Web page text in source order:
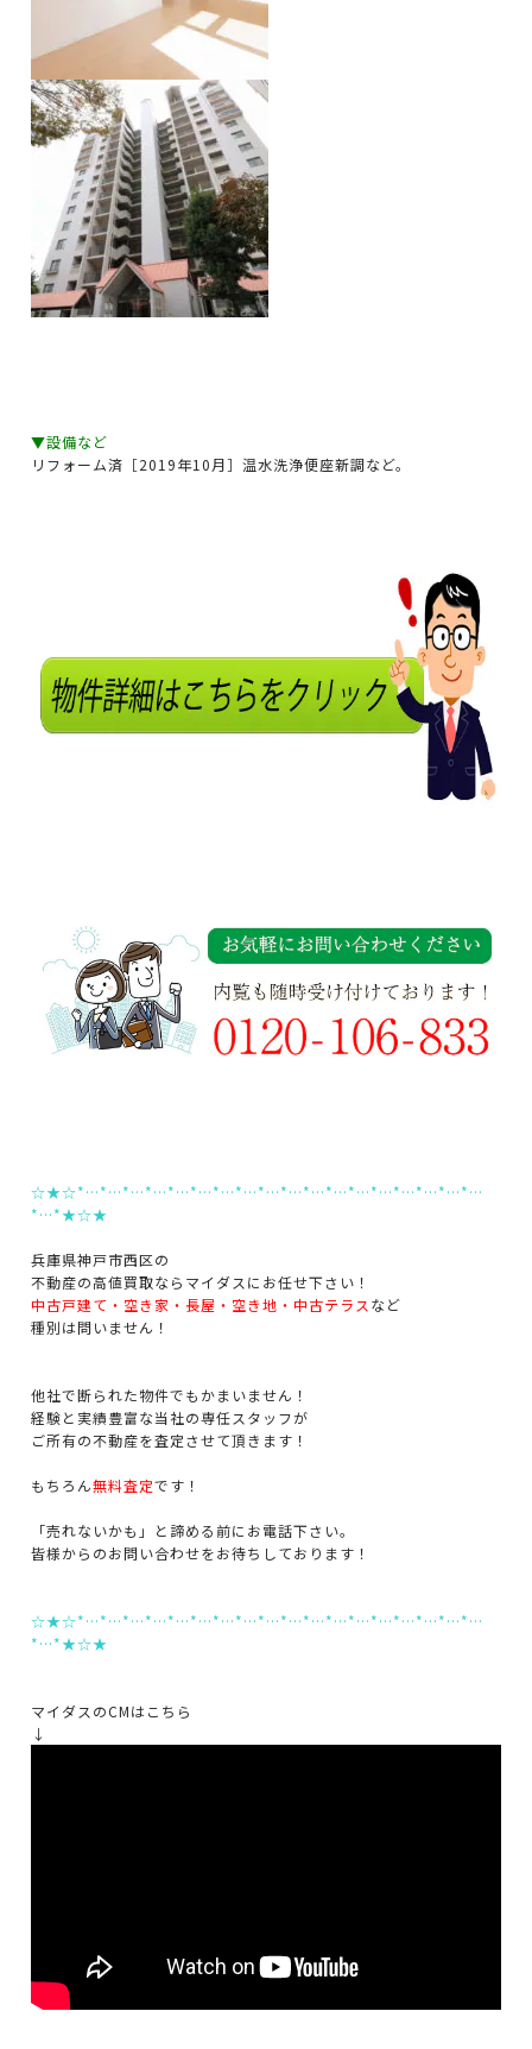
▼設備など
リフォーム済［2019年10月］温水洗浄便座新調など。
☆★☆*…*…*…*…*…*…*…*…*…*…*…*…*…*…*…*…*…*…
*…*★☆★
兵庫県神戸市西区の
不動産の高値買取ならマイダスにお任せ下さい！
中古戸建て・空き家・長屋・空き地・中古テラス など
種別は問いません！
他社で断られた物件でもかまいません！
経験と実績豊富な当社の専任スタッフが
ご所有の不動産を査定させて頂きます！
もちろん無料査定です！
「売れないかも」と諦める前にお電話下さい。
皆様からのお問い合わせをお待ちしております！
☆★☆*…*…*…*…*…*…*…*…*…*…*…*…*…*…*…*…*…*…
*…*★☆★
マイダスのCMはこちら
↓